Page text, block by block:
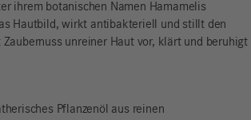
ihrem botanischen Namen Hamamelis
Hautbild, wirkt antibakteriell und stillt den
unreiner Haut vor, klärt und beruhigt
Pflanzenöl aus reinen